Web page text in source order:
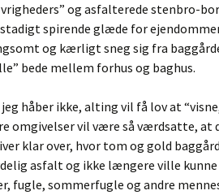
og asfalterede stenbro-
spirende glæde for
og kærligt sneg sig fra
bede mellem forhus og baghus.
håber ikke, alting vil få lov at
omgivelser vil være så værdsatte, at
klar over, hvor tom og gold
asfalt og ikke længere ville
fugle, sommerfugle og andre